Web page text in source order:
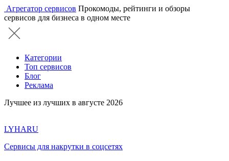
Агрегатор сервисов Прокомоды, рейтинги и обзоры
сервисов для бизнеса в одном месте
Категории
Топ сервисов
Блог
Реклама
Лучшее из лучших в августе 2026
LYHARU
Сервисы для накрутки в соцсетях